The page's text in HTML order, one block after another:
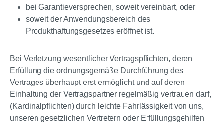
bei Garantieversprechen, soweit vereinbart, oder
soweit der Anwendungsbereich des
Produkthaftungsgesetzes eröffnet ist.
Bei Verletzung wesentlicher Vertragspflichten, deren
Erfüllung die ordnungsgemäße Durchführung des
Vertrages überhaupt erst ermöglicht und auf deren
Einhaltung der Vertragspartner regelmäßig vertrauen darf,
(Kardinalpflichten) durch leichte Fahrlässigkeit von uns,
unseren gesetzlichen Vertretern oder Erfüllungsgehilfen